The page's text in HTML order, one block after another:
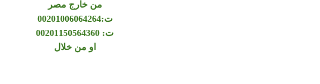
من خارج مصر
ت:00201006064264
ت: 00201150564360
او من خلال